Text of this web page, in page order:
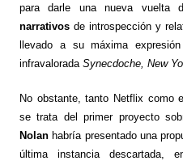
para darle una nueva
narrativosde introspección y
llevado a su máxima
infravalorada Synecdoche, New
No obstante, tanto Netflix como
se trata del primer proyecto
Nolanhabría presentado una
última instancia descartada,